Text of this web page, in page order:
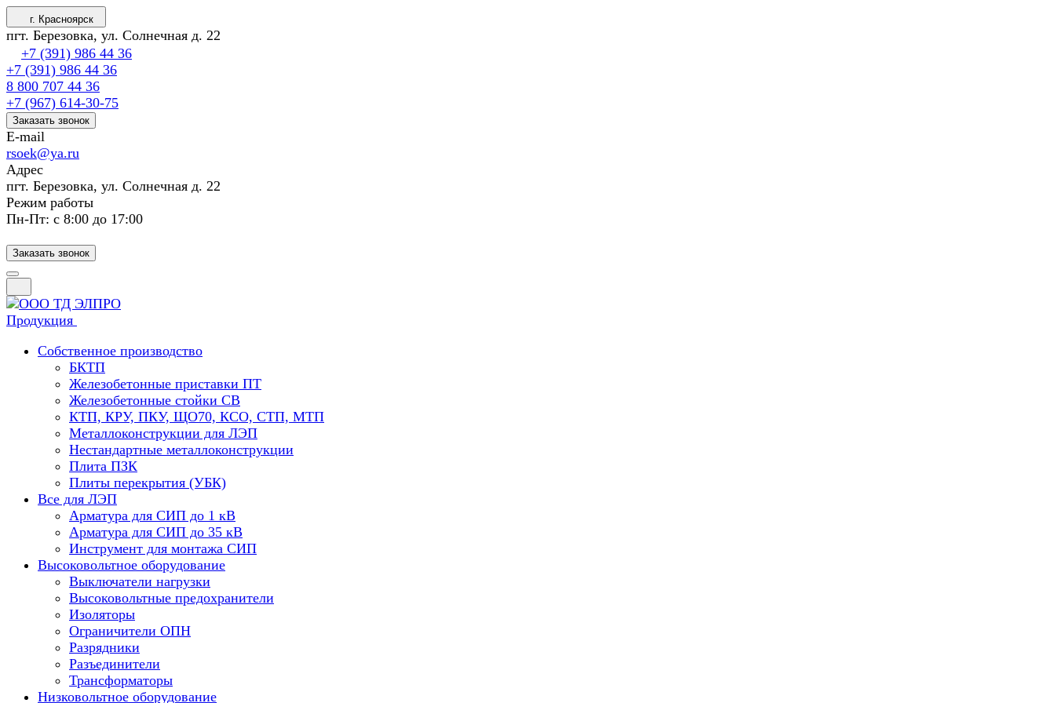
г. Красноярск
пгт. Березовка, ул. Солнечная д. 22
+7 (391) 986 44 36
+7 (391) 986 44 36
8 800 707 44 36
+7 (967) 614-30-75
Заказать звонок
E-mail
rsoek@ya.ru
Адрес
пгт. Березовка, ул. Солнечная д. 22
Режим работы
Пн-Пт: с 8:00 до 17:00
Заказать звонок
Продукция
Собственное производство
БКТП
Железобетонные приставки ПТ
Железобетонные стойки СВ
КТП, КРУ, ПКУ, ЩО70, КСО, СТП, МТП
Металлоконструкции для ЛЭП
Нестандартные металлоконструкции
Плита ПЗК
Плиты перекрытия (УБК)
Все для ЛЭП
Арматура для СИП до 1 кВ
Арматура для СИП до 35 кВ
Инструмент для монтажа СИП
Высоковольтное оборудование
Выключатели нагрузки
Высоковольтные предохранители
Изоляторы
Ограничители ОПН
Разрядники
Разъединители
Трансформаторы
Низковольтное оборудование